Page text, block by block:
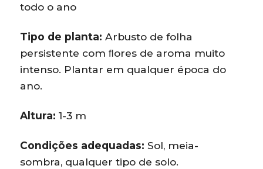
todo o ano
Tipo de planta: Arbusto de folha
persistente com ﬂores de aroma muito
intenso. Plantar em qualquer época do
ano.
Altura: 1-3 m
Condições adequadas: Sol, meia-
sombra, qualquer tipo de solo.